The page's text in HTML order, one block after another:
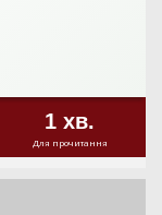
1 хв.
Для прочитання